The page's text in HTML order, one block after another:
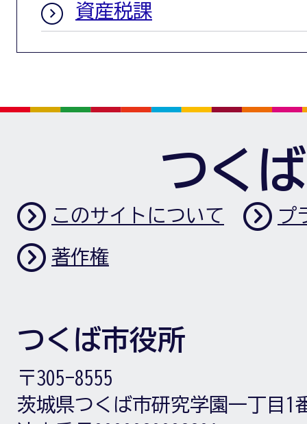
資産税課
つく
このサイトについて プ
著作権
つくば市役所
〒305-8555
茨城県つくば市研究学園一丁目1